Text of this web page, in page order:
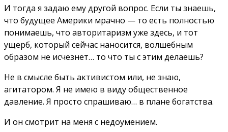
И тогда я задаю ему другой вопрос. Если ты знаешь,
что будущее Америки мрачно — то есть полностью
понимаешь, что авторитаризм уже здесь, и тот
ущерб, который сейчас наносится, волшебным
образом не исчезнет… то что ты с этим делаешь?
Не в смысле быть активистом или, не знаю,
агитатором. Я не имею в виду общественное
давление. Я просто спрашиваю… в плане богатства.
И он смотрит на меня с недоумением.